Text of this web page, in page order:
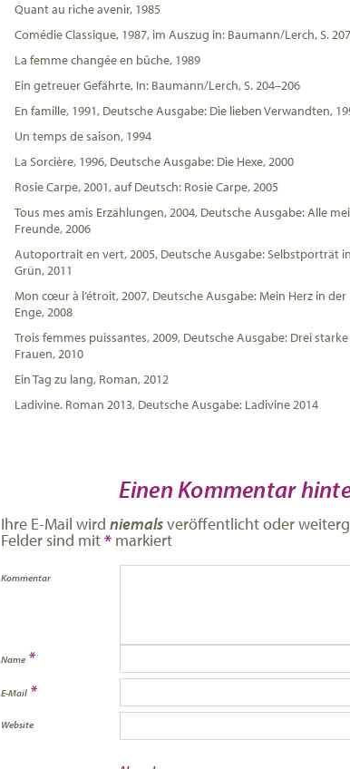
Quant au riche avenir, 1985
Comédie Classique, 1987, im Auszug in: Baumann/Lerch, S.
La femme changée en bûche, 1989
Ein getreuer Gefährte, In: Baumann/Lerch, S. 204–206
En famille, 1991, Deutsche Ausgabe: Die lieben Verwandten,
Un temps de saison, 1994
La Sorcière, 1996, Deutsche Ausgabe: Die Hexe, 2000
Rosie Carpe, 2001, auf Deutsch: Rosie Carpe, 2005
Tous mes amis Erzählungen, 2004, Deutsche Ausgabe: Alle
Freunde, 2006
Autoportrait en vert, 2005, Deutsche Ausgabe: Selbstporträt in
Grün, 2011
Mon cœur à l’étroit, 2007, Deutsche Ausgabe: Mein Herz in der
Enge, 2008
Trois femmes puissantes, 2009, Deutsche Ausgabe: Drei starke
Frauen, 2010
Ein Tag zu lang, Roman, 2012
Ladivine. Roman 2013, Deutsche Ausgabe: Ladivine 2014
Einen Kommentar
Ihre E-Mail wird niemalsveröffentlicht oder
Felder sind mit*markiert
Kommentar
Name *
E-Mail *
Website